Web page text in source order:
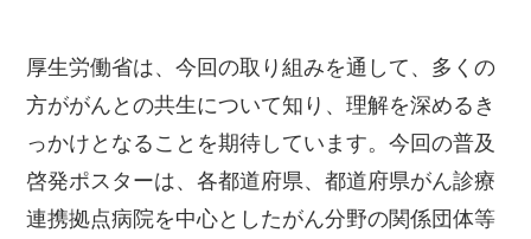
厚生労働省は、今回の取り組みを通して、多くの
方ががんとの共生について知り、理解を深めるき
っかけとなることを期待しています。今回の普及
啓発ポスターは、各都道府県、都道府県がん診療
連携拠点病院を中心としたがん分野の関係団体等